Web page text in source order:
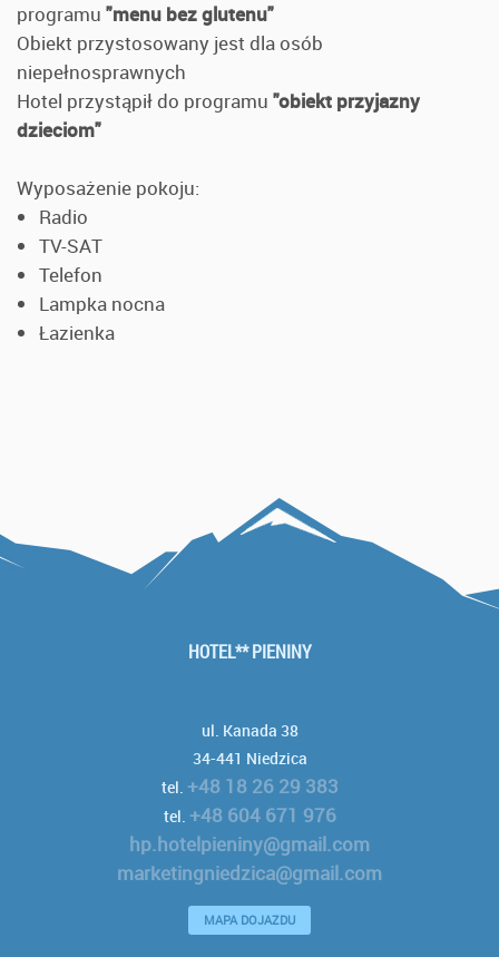
programu "menu bez glutenu"
Obiekt przystosowany jest dla osób
niepełnosprawnych
Hotel przystąpił do programu "obiekt przyjazny
dzieciom"
Wyposażenie pokoju:
Radio
TV-SAT
Telefon
Lampka nocna
Łazienka
HOTEL** PIENINY
ul. Kanada 38
34-441 Niedzica
tel. +48 18 26 29 383
tel. +48 604 671 976
hp.hotelpieniny@gmail.com
marketingniedzica@gmail.com
MAPA DOJAZDU